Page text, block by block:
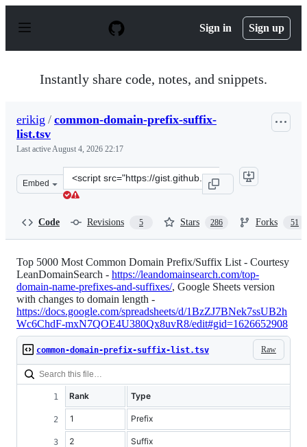
p
Sign in Sign up
Instantly share code, notes, and snippets.
erikig / common-domain-prefix-suffix-
list.tsv
Last activeAugust 4, 2026 22:17
Embed
Clone
this
Code Revisions 5 Stars 286 Forks 51
Top 5000 Most Common Domain Prefix/Suffix List - Courtesy
LeanDomainSearch - https://leandomainsearch.com/top-
domain-name-prefixes-and-suffixes/, Google Sheets version
with changes to domain length -
https://docs.google.com/spreadsheets/d/1BzZJ7BNek7ssUB2h
Wc6ChdF-mxN7QOE4U380Qx8uvR8/edit#gid=1626652908
Raw
common-domain-prefix-suffix-list.tsv
Rank Type
1 Prefix
2 Suffix